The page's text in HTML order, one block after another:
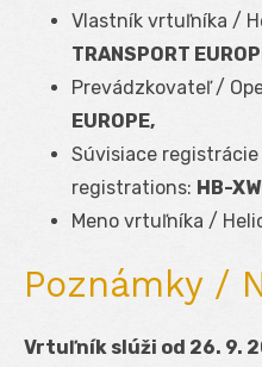
Vlastník vrtuľníka /
TRANSPORT
Prevádzkovateľ /
EUROPE,
Súvisiace
registrations: HB-
Meno vrtuľníka /
Poznámky /
Vrtuľník slúži od 26. 9.